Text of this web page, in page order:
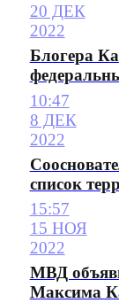
20 ДЕК
2022
Блогера
10:47
8 ДЕК
2022
список
15:57
15 НОЯ
2022
МВД
Максима